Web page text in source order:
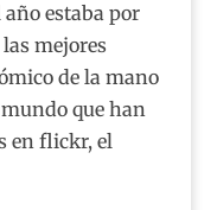
año estaba por
mejores
de la mano
que han
en flickr, el